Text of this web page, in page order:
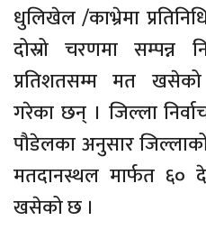
धुलिखेल /काभ्रेमा
दोस्रो चरणमा सम्पन्न
प्रतिशतसम्म मत
गरेका छन् । जिल्ला
पौडेलका अनुसार
मतदानस्थल मार्फत ६०
खसेको छ ।